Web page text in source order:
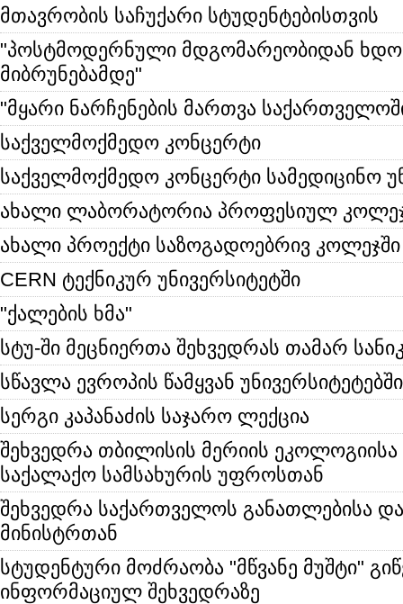
მთავრობის საჩუქარი სტუდენტებისთვის
"პოსტმოდერნული მდგომარეობიდან
მიბრუნებამდე"
"მყარი ნარჩენების მართვა
საქველმოქმედო კონცერტი
საქველმოქმედო კონცერტი სამედიცინო
ახალი ლაბორატორია პროფესიულ
ახალი პროექტი საზოგადოებრივ კოლეჯში
CERN ტექნიკურ უნივერსიტეტში
"ქალების ხმა"
სტუ-ში მეცნიერთა შეხვედრას თამარ
სწავლა ევროპის წამყვან უნივერსიტეტებში
სერგი კაპანაძის საჯარო ლექცია
შეხვედრა თბილისის მერიის ეკოლოგიისა
საქალაქო სამსახურის უფროსთან
შეხვედრა საქართველოს განათლებისა და
მინისტრთან
სტუდენტური მოძრაობა "მწვანე მუშტი"
ინფორმაციულ შეხვედრაზე